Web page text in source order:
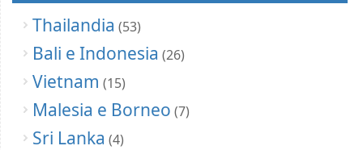
Thailandia (53)
Bali e Indonesia (26)
Vietnam (15)
Malesia e Borneo (7)
Sri Lanka (4)